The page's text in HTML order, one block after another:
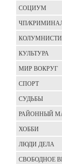
СОЦИУМ
ЧП/
КУЛЬТУРА
МИР ВОКРУГ
СПОРТ
СУДЬБЫ
РАЙОННЫЙ
ХОББИ
ЛЮДИ ДЕЛА
СВОБОДНОЕ